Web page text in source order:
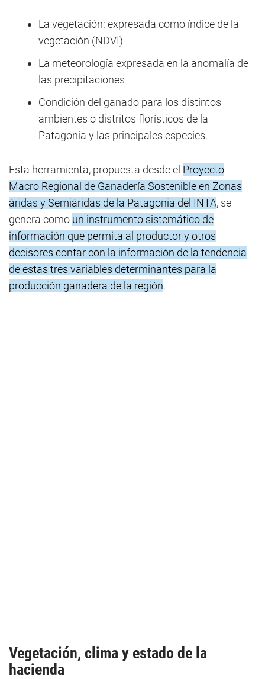
La vegetación: expresada como índice de la
vegetación (NDVI)
La meteorología expresada en la anomalía de
las precipitaciones
Condición del ganado para los distintos
ambientes o distritos florísticos de la
Patagonia y las principales especies.
Esta herramienta, propuesta desde el Proyecto
Macro Regional de Ganadería Sostenible en Zonas
áridas y Semiáridas de la Patagonia del INTA, se
genera como un instrumento sistemático de
información que permita al productor y otros
decisores contar con la información de la tendencia
de estas tres variables determinantes para la
producción ganadera de la región.
Vegetación, clima y estado de la
hacienda